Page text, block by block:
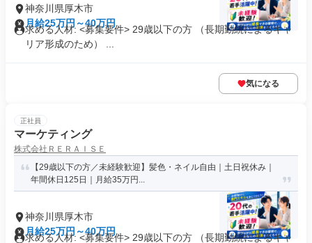
神奈川県厚木市
月給25万円～40万円
求める人材: <募集要件> 29歳以下の方 （長期勤続によるキャ
リア形成のため） ...
気になる
正社員
マーケティング
株式会社ＲＥＲＡＩＳＥ
【29歳以下の方／未経験歓迎】髪色・ネイル自由｜土日祝休み｜
年間休日125日｜月給35万円...
神奈川県厚木市
月給25万円～40万円
求める人材: <募集要件> 29歳以下の方 （長期勤続によるキャ